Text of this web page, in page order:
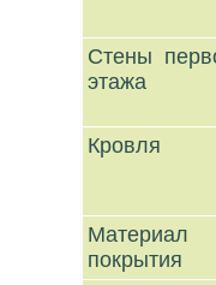
Стены
этажа
Кровля
Материал
покрытия